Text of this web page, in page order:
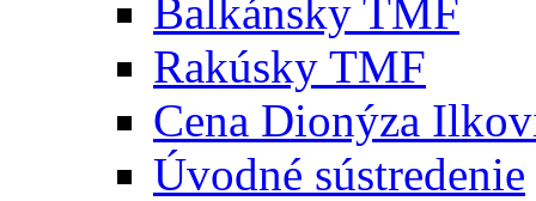
Balkánsky TMF
Rakúsky TMF
Cena Dionýza
Úvodné sústredenie